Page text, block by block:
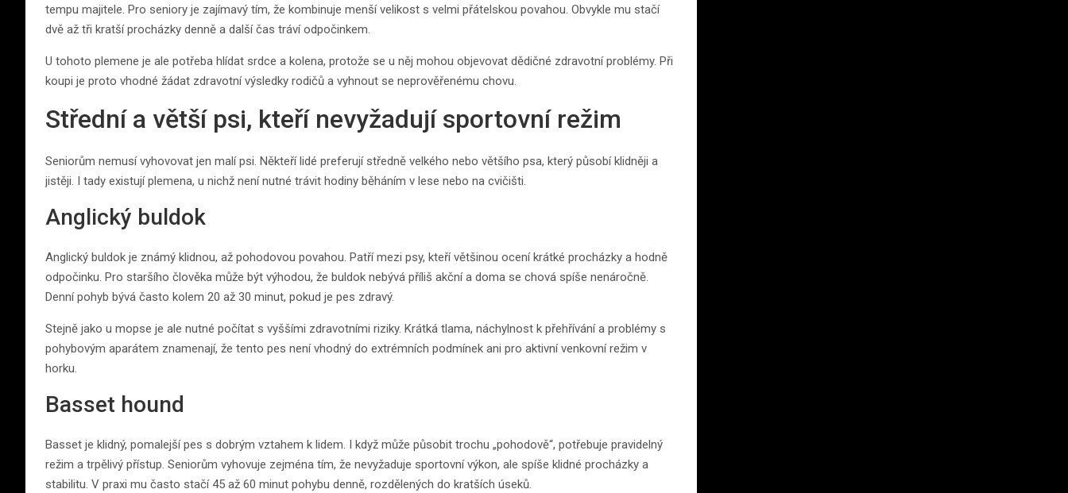
tempu majitele. Pro seniory je zajímavý tím, že kombinuje menší velikost s velmi přátelskou povahou. Obvykle mu stačí
dvě až tři kratší procházky denně a další čas tráví odpočinkem.
U tohoto plemene je ale potřeba hlídat srdce a kolena, protože se u něj mohou objevovat dědičné zdravotní problémy. Při
koupi je proto vhodné žádat zdravotní výsledky rodičů a vyhnout se neprověřenému chovu.
Střední a větší psi, kteří nevyžadují sportovní režim
Seniorům nemusí vyhovovat jen malí psi. Někteří lidé preferují středně velkého nebo většího psa, který působí klidněji a
jistěji. I tady existují plemena, u nichž není nutné trávit hodiny běháním v lese nebo na cvičišti.
Anglický buldok
Anglický buldok je známý klidnou, až pohodovou povahou. Patří mezi psy, kteří většinou ocení krátké procházky a hodně
odpočinku. Pro staršího člověka může být výhodou, že buldok nebývá příliš akční a doma se chová spíše nenáročně.
Denní pohyb bývá často kolem 20 až 30 minut, pokud je pes zdravý.
Stejně jako u mopse je ale nutné počítat s vyššími zdravotními riziky. Krátká tlama, náchylnost k přehřívání a problémy s
pohybovým aparátem znamenají, že tento pes není vhodný do extrémních podmínek ani pro aktivní venkovní režim v
horku.
Basset hound
Basset je klidný, pomalejší pes s dobrým vztahem k lidem. I když může působit trochu „pohodově“, potřebuje pravidelný
režim a trpělivý přístup. Seniorům vyhovuje zejména tím, že nevyžaduje sportovní výkon, ale spíše klidné procházky a
stabilitu. V praxi mu často stačí 45 až 60 minut pohybu denně, rozdělených do kratších úseků.